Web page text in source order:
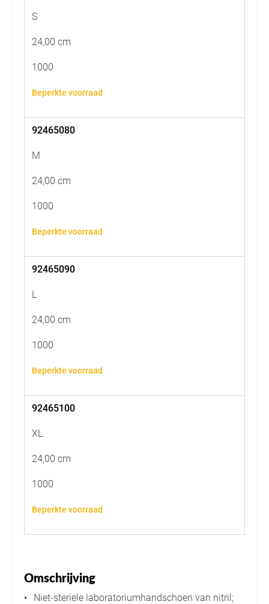
S
24,00 cm
1000
Beperkte voorraad
92465080
M
24,00 cm
1000
Beperkte voorraad
92465090
L
24,00 cm
1000
Beperkte voorraad
92465100
XL
24,00 cm
1000
Beperkte voorraad
Omschrijving
Niet-steriele laboratoriumhandschoen van nitril;